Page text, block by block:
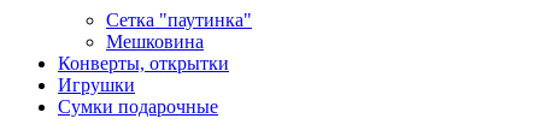
Сетка "паутинка"
Мешковина
Конверты, открытки
Игрушки
Сумки подарочные